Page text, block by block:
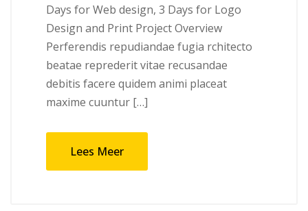
Days for Web design, 3 Days for Logo
Design and Print Project Overview
Perferendis repudiandae fugia rchitecto
beatae reprederit vitae recusandae
debitis facere quidem animi placeat
maxime cuuntur […]
Lees Meer